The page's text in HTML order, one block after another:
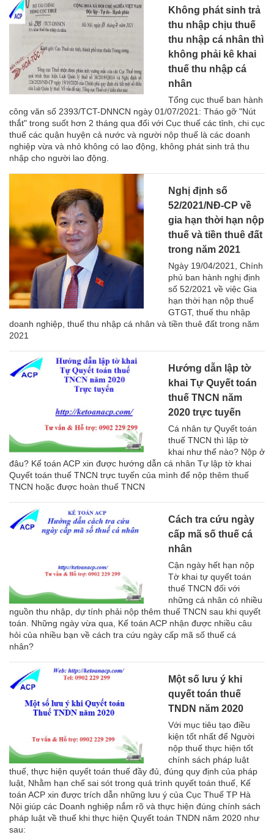
Không phát sinh trả
thu nhập chịu thuế
thu nhập cá nhân thì
không phải kê khai
thuế thu nhập cá
nhân
Tổng cục thuế ban hành
công văn số 2393/TCT-DNNCN ngày 01/07/2021: Tháo gỡ "Nút
thắt" trong suốt hơn 2 tháng qua đối với Cục thuế các tỉnh, chi cục
thuế các quận huyện cả nước và người nộp thuế là các doanh
nghiệp vừa và nhỏ không có lao động, không phát sinh trả thu
nhập cho người lao động.
Nghị định số
52/2021/NĐ-CP về
gia hạn thời hạn nộp
thuế và tiền thuê đất
trong năm 2021
Ngày 19/04/2021, Chính
phủ ban hành nghị định
số 52/2021 về việc Gia
hạn thời hạn nộp thuế
GTGT, thuế thu nhập
doanh nghiệp, thuế thu nhập cá nhân và tiền thuê đất trong năm
2021
Hướng dẫn lập tờ
khai Tự Quyết toán
thuế TNCN năm
2020 trực tuyến
Cá nhân tự Quyết toán
thuế TNCN thì lập tờ
khai như thế nào? Nộp ở
đâu? Kế toán ACP xin được hướng dẫn cá nhân Tự lập tờ khai
Quyết toán thuế TNCN trực tuyến của mình để nộp thêm thuế
TNCN hoặc được hoàn thuế TNCN
Cách tra cứu ngày
cấp mã số thuế cá
nhân
Cận ngày hết hạn nộp
Tờ khai tự quyết toán
thuế TNCN đối với
những cá nhân có nhiều
nguồn thu nhập, dự tính phải nộp thêm thuế TNCN sau khi quyết
toán. Những ngày vừa qua, Kế toán ACP nhận được nhiều câu
hỏi của nhiều bạn về cách tra cứu ngày cấp mã số thuế cá
nhân?
Một số lưu ý khi
quyết toán thuế
TNDN năm 2020
Với mục tiêu tạo điều
kiện tốt nhất để Người
nộp thuế thực hiện tốt
chính sách pháp luật
thuế, thực hiện quyết toán thuế đầy đủ, đúng quy định của pháp
luật, Nhằm hạn chế sai sót trong quá trình quyết toán thuế, Kế
toán ACP xin được trích dẫn những lưu ý của Cục Thuế TP Hà
Nội giúp các Doanh nghiệp nắm rõ và thực hiện đúng chính sách
pháp luật về thuế khi thực hiện Quyết toán TNDN năm 2020 như
sau: